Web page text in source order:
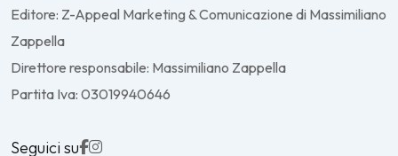
Editore: Z-Appeal Marketing & Comunicazione di Massimiliano
Zappella
Direttore responsabile: Massimiliano Zappella
Partita Iva: 03019940646
Seguici su